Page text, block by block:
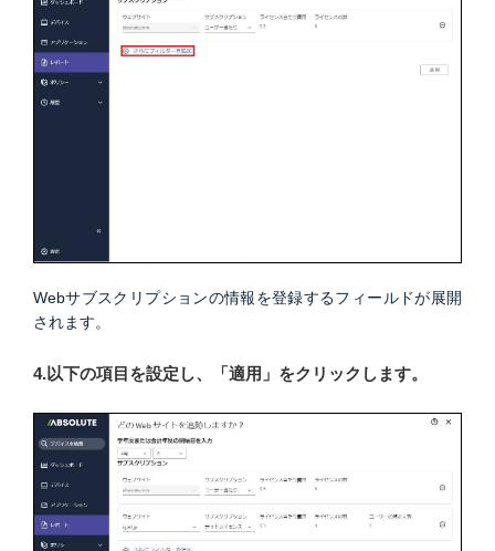
Webサブスクリプションの情報を登録するフィールドが展開
されます。
4.以下の項目を設定し、「適用」をクリックします。